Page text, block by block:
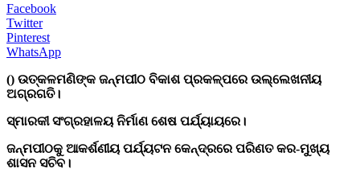
Facebook
Twitter
Pinterest
WhatsApp
() ଉତ୍କଳମଣିଙ୍କ ଜନ୍ମପୀଠ ବିକାଶ ପ୍ରକଳ୍ପରେ ଉଲ୍ଲେଖନୀୟ
ଅଗ୍ରଗତି।
ସ୍ମାରକୀ ସଂଗ୍ରହାଳୟ ନିର୍ମାଣ ଶେଷ ପର୍ଯ୍ୟାୟରେ।
ଜନ୍ମପୀଠକୁ ଆକର୍ଶଣୀୟ ପର୍ଯ୍ୟଟନ କେନ୍ଦ୍ରରେ ପରିଣତ କର-ମୁଖ୍ୟ
ଶାସନ ସଚିବ।